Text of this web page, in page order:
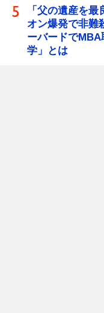
「父の遺産を
オン爆発で非難
ーバードで
学」とは